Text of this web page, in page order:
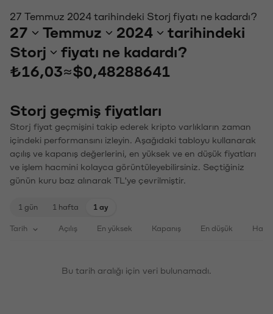
27 Temmuz 2024 tarihindeki Storj fiyatı ne kadardı?
27 Temmuz 2024
tarihindeki
Storj
fiyatı ne kadardı?
₺16,03≈$0,48288641
Storj geçmiş fiyatları
Storj fiyat geçmişini takip ederek kripto varlıkların zaman
içindeki performansını izleyin. Aşağıdaki tabloyu kullanarak
açılış ve kapanış değerlerini, en yüksek ve en düşük fiyatları
ve işlem hacmini kolayca görüntüleyebilirsiniz. Seçtiğiniz
günün kuru baz alınarak TL'ye çevrilmiştir.
1 gün 1 hafta 1 ay
Tarih Açılış En yüksek Kapanış En düşük
Bu tarih aralığı için veri bulunamadı.